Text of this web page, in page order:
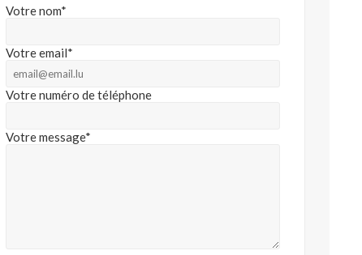
Votre nom*
Votre email*
Votre numéro de téléphone
Votre message*